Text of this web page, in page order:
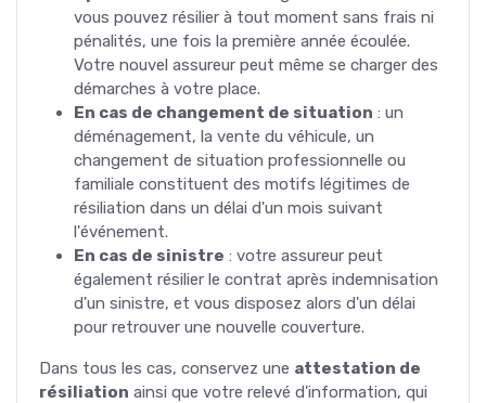
vous pouvez résilier à tout moment sans frais ni
pénalités, une fois la première année écoulée.
Votre nouvel assureur peut même se charger des
démarches à votre place.
En cas de changement de situation : un
déménagement, la vente du véhicule, un
changement de situation professionnelle ou
familiale constituent des motifs légitimes de
résiliation dans un délai d'un mois suivant
l'événement.
En cas de sinistre : votre assureur peut
également résilier le contrat après indemnisation
d'un sinistre, et vous disposez alors d'un délai
pour retrouver une nouvelle couverture.
Dans tous les cas, conservez une attestation de
résiliation ainsi que votre relevé d'information, qui